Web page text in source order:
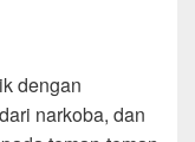
dengan
narkoba, dan